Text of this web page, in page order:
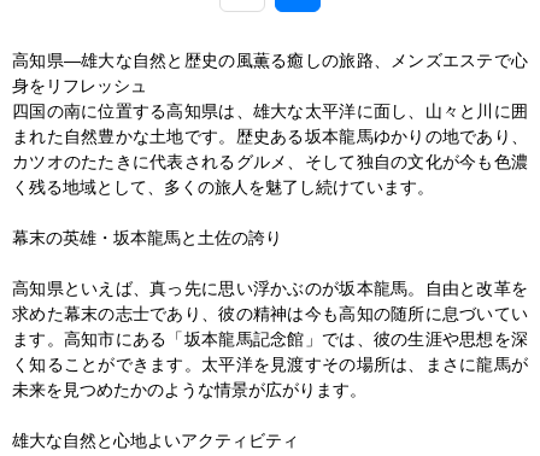
高知県―雄大な自然と歴史の風薫る癒しの旅路、メンズエステで心
身をリフレッシュ
四国の南に位置する高知県は、雄大な太平洋に面し、山々と川に囲
まれた自然豊かな土地です。歴史ある坂本龍馬ゆかりの地であり、
カツオのたたきに代表されるグルメ、そして独自の文化が今も色濃
く残る地域として、多くの旅人を魅了し続けています。
幕末の英雄・坂本龍馬と土佐の誇り
高知県といえば、真っ先に思い浮かぶのが坂本龍馬。自由と改革を
求めた幕末の志士であり、彼の精神は今も高知の随所に息づいてい
ます。高知市にある「坂本龍馬記念館」では、彼の生涯や思想を深
く知ることができます。太平洋を見渡すその場所は、まさに龍馬が
未来を見つめたかのような情景が広がります。
雄大な自然と心地よいアクティビティ